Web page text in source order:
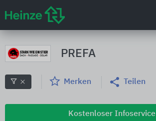
PREFA
Merken Teilen
Kostenloser Infoservice